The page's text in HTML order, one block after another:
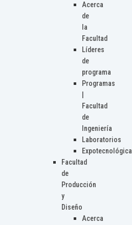
Acerca
de
la
Facultad
Líderes
de
programa
Programas
Facultad
de
Ingeniería
Laboratorios
Expotecnológica
Facultad
de
Producción
y
Diseño
Acerca